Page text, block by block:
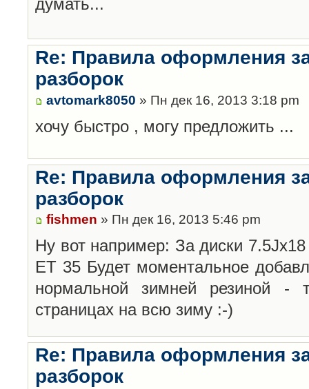
Re: Правила оформления
разборок
avtomark8050 » Пн дек 16, 2013 3:18 pm
хочу быстро , могу предложить ...
Re: Правила оформления
разборок
fishmen » Пн дек 16, 2013 5:46 pm
Ну вот например: За диски
ET 35 Будет моментальное
нормальной зимней резиной
страницах на всю зиму :-)
Re: Правила оформления
разборок